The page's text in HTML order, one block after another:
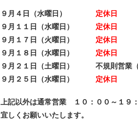
９月４日（水曜日） 定休日
９月１１日（水曜日） 定休日
９月１７日（火曜日） 定休日
９月１８日（水曜日） 定休日
９月２１日（土曜日） 不規則営業（
９月２５日（水曜日） 定休日
上記以外は通常営業 １０：００～１９
宜しくお願いいたします。